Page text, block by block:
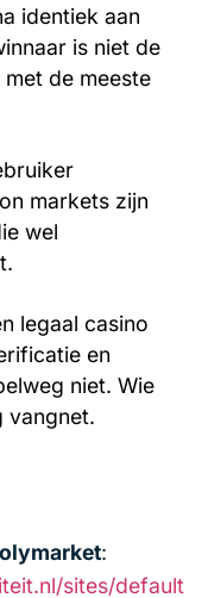
identiek aan
is niet de
de meeste
markets zijn
wel
legaal casino
en
niet. Wie
vangnet.
:
sites/default/